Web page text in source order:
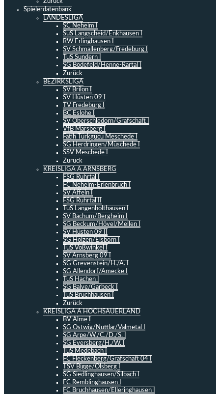
Spielerdatenbank
LANDESLIGA
SC Neheim I
SuS Langscheid/Enkhausen I
RW Erlinghausen I
SV Schmallenberg/Fredeburg I
TuS Sundern I
SG Bödefeld/Henne-Rartal I
Zurück
BEZIRKSLIGA
SV Brilon I
SV Hüsten 09 I
TV Fredeburg I
BC Eslohe I
SV Oberschledorn/Grafschaft I
VfB Marsberg I
Fatih Türkgücü Meschede I
SG Herdringen/Müschede I
SSV Meschede I
Zurück
KREISLIGA A ARNSBERG
FSG Ruhrtal I
FC Neheim-Erlenbruch I
SV Affeln I
FSG Ruhrtal II
TuS Langenholthausen I
SV Bachum/Bergheim I
SG Beckum/Hövel/Mellen I
SV Hüsten 09 II
SG Holzen/Eisborn I
TuS Voßwinkel I
SV Arnsberg 09 I
SG Grevenstein/H./A. I
SG Allendorf/Amecke I
TuS Hachen I
SG Balve/Garbeck I
TuS Bruchhausen I
Zurück
KREISLIGA A HOCHSAUERLAND
BV Alme I
SG Ostwig/Nuttlar/Valmetal I
SG Arpe/W./C./D./S. I
SG Eversberg/H./W. I
TuS Medebach I
FC Fleckenberg/Grafschaft 04 I
TSV Bigge/Olsberg I
SG Siedlinghausen/Silbach I
FC Remblinghausen I
FC Bruchhausen/Elleringhausen I